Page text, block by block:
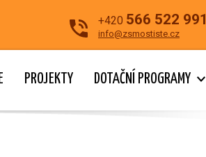
+420 566 522 991
info@zsmostiste.cz
PROJEKTY DOTAČNÍ PROGRAMY